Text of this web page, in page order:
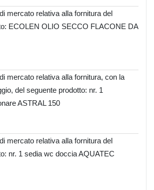
mercato relativa alla fornitura del
ECOLEN OLIO SECCO FLACONE DA
mercato relativa alla fornitura, con la
del seguente prodotto: nr. 1
ASTRAL 150
mercato relativa alla fornitura del
nr. 1 sedia wc doccia AQUATEC